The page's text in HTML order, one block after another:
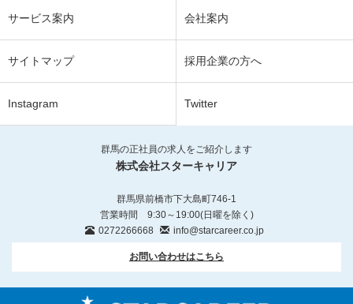
サービス案内 会社案内
サイトマップ 採用企業の方へ
Instagram Twitter
群馬の正社員の求人をご紹介します
株式会社スターキャリア
群馬県前橋市下大島町746-1
営業時間 9:30～19:00(日曜を除く)
0272266668
info@starcareer.co.jp
お問い合わせはこちら